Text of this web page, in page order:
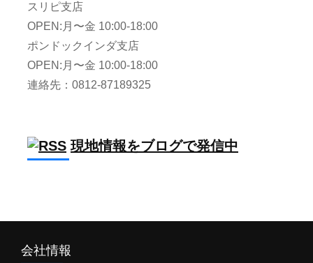
スリピ支店
OPEN:月〜金 10:00-18:00
ポンドックインダ支店
OPEN:月〜金 10:00-18:00
連絡先：0812-87189325
現地情報をブログで発信中
会社情報